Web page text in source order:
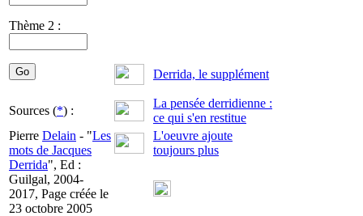
Thème 2 :
Derrida, le supplément
Sources (*) :
La pensée derridienne :
ce qui s'en restitue
Pierre Delain - "Les
mots de Jacques
Derrida", Ed :
Guilgal, 2004-
2017, Page créée le
23 octobre 2005
L'oeuvre ajoute
toujours plus